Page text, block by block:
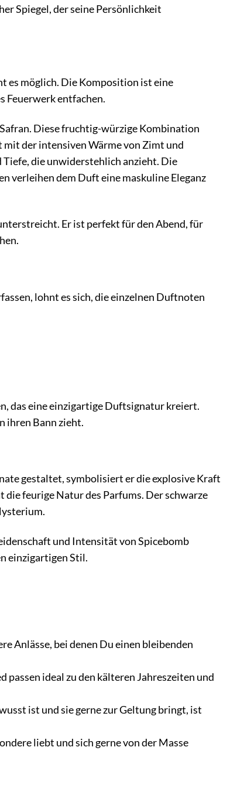
Spiegel, der seine Persönlichkeit
es möglich. Die Komposition ist eine
Feuerwerk entfachen.
Diese fruchtig-würzige Kombination
der intensiven Wärme von Zimt und
Tiefe, die unwiderstehlich anzieht. Die
verleihen dem Duft eine maskuline Eleganz
Er ist perfekt für den Abend, für
lohnt es sich, die einzelnen Duftnoten
das eine einzigartige Duftsignatur kreiert.
ihren Bann zieht.
gestaltet, symbolisiert er die explosive Kraft
feurige Natur des Parfums. Der schwarze
und Intensität von Spicebomb
einzigartigen Stil.
Anlässe, bei denen Du einen bleibenden
ideal zu den kälteren Jahreszeiten und
ist und sie gerne zur Geltung bringt, ist
liebt und sich gerne von der Masse